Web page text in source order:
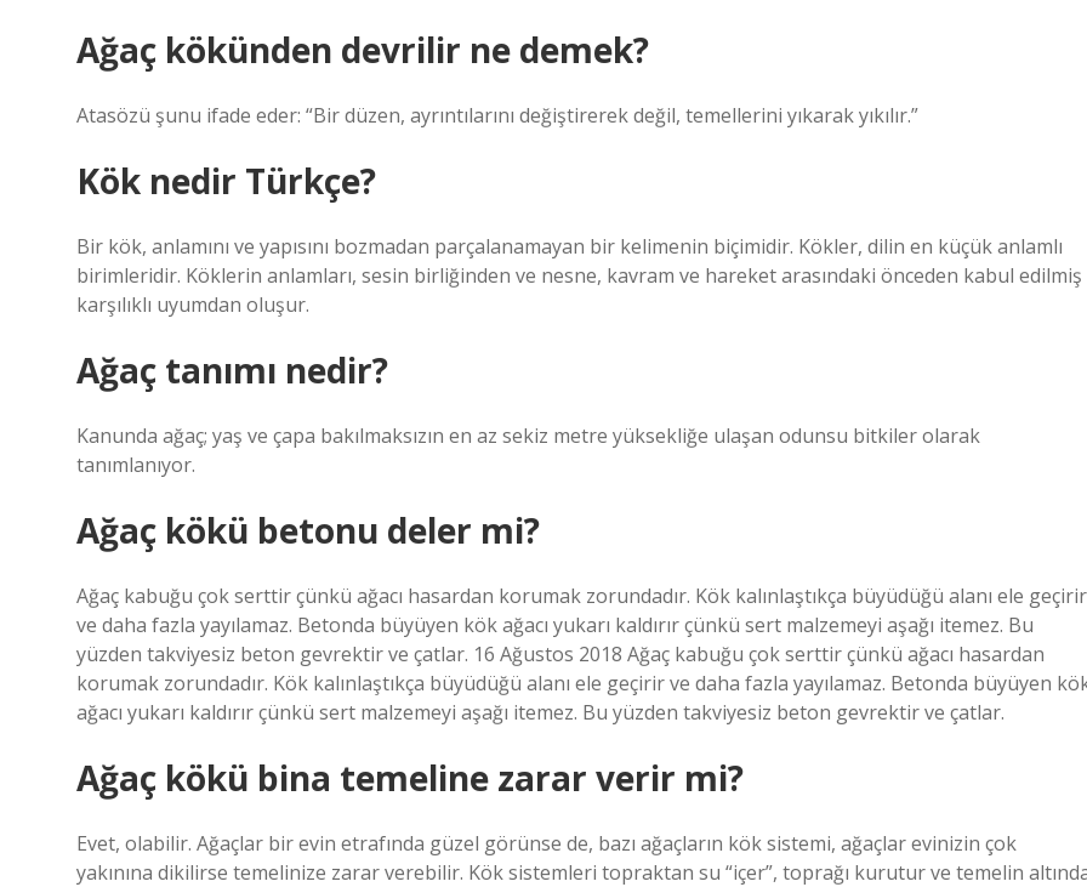
Ağaç kökünden devrilir ne demek?
Atasözü şunu ifade eder: “Bir düzen, ayrıntılarını değiştirerek değil, temellerini yıkarak yıkılır.”
Kök nedir Türkçe?
Bir kök, anlamını ve yapısını bozmadan parçalanamayan bir kelimenin biçimidir. Kökler, dilin en küçük anlamlı
birimleridir. Köklerin anlamları, sesin birliğinden ve nesne, kavram ve hareket arasındaki önceden kabul edilmiş
karşılıklı uyumdan oluşur.
Ağaç tanımı nedir?
Kanunda ağaç; yaş ve çapa bakılmaksızın en az sekiz metre yüksekliğe ulaşan odunsu bitkiler olarak
tanımlanıyor.
Ağaç kökü betonu deler mi?
Ağaç kabuğu çok serttir çünkü ağacı hasardan korumak zorundadır. Kök kalınlaştıkça büyüdüğü alanı ele geçirir
ve daha fazla yayılamaz. Betonda büyüyen kök ağacı yukarı kaldırır çünkü sert malzemeyi aşağı itemez. Bu
yüzden takviyesiz beton gevrektir ve çatlar. 16 Ağustos 2018 Ağaç kabuğu çok serttir çünkü ağacı hasardan
korumak zorundadır. Kök kalınlaştıkça büyüdüğü alanı ele geçirir ve daha fazla yayılamaz. Betonda büyüyen
ağacı yukarı kaldırır çünkü sert malzemeyi aşağı itemez. Bu yüzden takviyesiz beton gevrektir ve çatlar.
Ağaç kökü bina temeline zarar verir mi?
Evet, olabilir. Ağaçlar bir evin etrafında güzel görünse de, bazı ağaçların kök sistemi, ağaçlar evinizin çok
yakınına dikilirse temelinize zarar verebilir. Kök sistemleri topraktan su “içer”, toprağı kurutur ve temelin